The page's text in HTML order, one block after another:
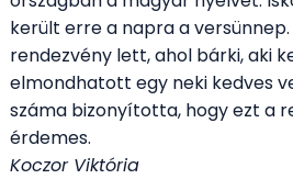
került erre a napra a versünnep.
rendezvény lett, ahol bárki, aki
elmondhatott egy neki kedves
száma bizonyította, hogy ezt a
érdemes.
Koczor Viktória